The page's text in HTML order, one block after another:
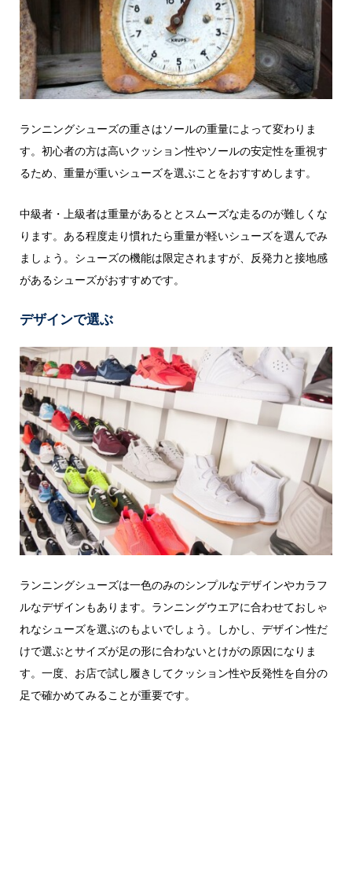
ランニングシューズの重さはソールの重量によって変わりま
す。初心者の方は高いクッション性やソールの安定性を重視す
るため、重量が重いシューズを選ぶことをおすすめします。
中級者・上級者は重量があるととスムーズな走るのが難しくな
ります。ある程度走り慣れたら重量が軽いシューズを選んでみ
ましょう。シューズの機能は限定されますが、反発力と接地感
があるシューズがおすすめです。
デザインで選ぶ
ランニングシューズは一色のみのシンプルなデザインやカラフ
ルなデザインもあります。ランニングウエアに合わせておしゃ
れなシューズを選ぶのもよいでしょう。しかし、デザイン性だ
けで選ぶとサイズが足の形に合わないとけがの原因になりま
す。一度、お店で試し履きしてクッション性や反発性を自分の
足で確かめてみることが重要です。